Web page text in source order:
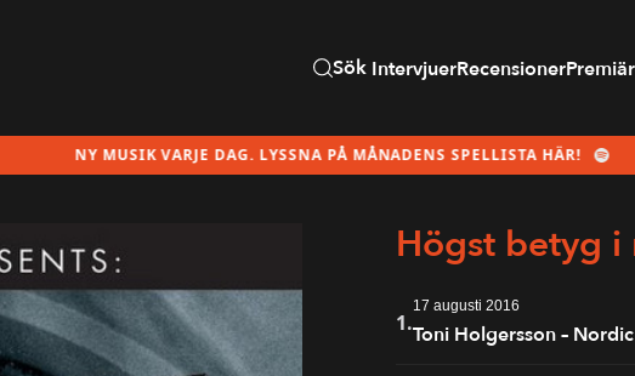
Sök IntervjuerRecensioner
NY MUSIK VARJE DAG. LYSSNA PÅ MÅNADENS SPELLISTA HÄR!
Högst betyg i
1.
17 augusti 2016
Toni Holgersson –